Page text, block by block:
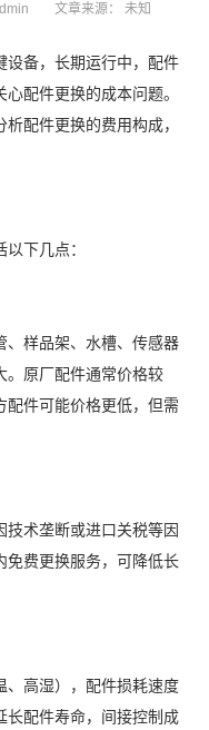
文章来源： 未知
设备，长期运行中，配件
配件更换的成本问题。
配件更换的费用构成，
下几点：
、样品架、水槽、传感器
。原厂配件通常价格较
配件可能价格更低，但需
术垄断或进口关税等因
免费更换服务，可降低长
、高湿），配件损耗速度
长配件寿命，间接控制成